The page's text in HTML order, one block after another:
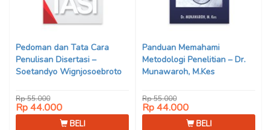
Pedoman dan Tata Cara
Penulisan Disertasi –
Soetandyo Wignjosoebroto
Rp 55.000
Rp 44.000
BELI
Panduan Memahami
Metodologi Penelitian – Dr.
Munawaroh, M.Kes
Rp 55.000
Rp 44.000
BELI